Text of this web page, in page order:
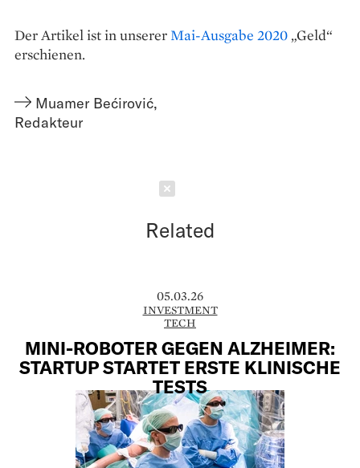
Der Artikel ist in unserer Mai-Ausgabe 2020 „Geld“
erschienen.
Muamer Bećirović,
Redakteur
Related
05.03.26
INVESTMENT
TECH
MINI-ROBOTER GEGEN ALZHEIMER:
STARTUP STARTET ERSTE KLINISCHE
TESTS